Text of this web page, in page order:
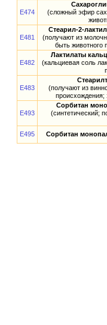
E474
(сложный эфир
E481
Стеарил-2-
(получают из
быть животного
E482
Лактилаты
(кальциевая соль
E483
(получают из
происхождения;
E493
Сорбитан
(синтетический;
E495 Сорбитан